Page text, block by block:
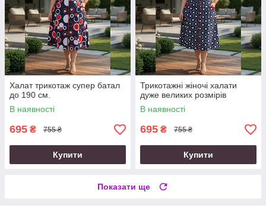
Халат трикотаж супер батал
до 190 см.
В наявності
695 ₴ 755 ₴
Купити
Трикотажні жіночі халати
дуже великих розмірів
В наявності
695 ₴ 755 ₴
Купити
Показати ще